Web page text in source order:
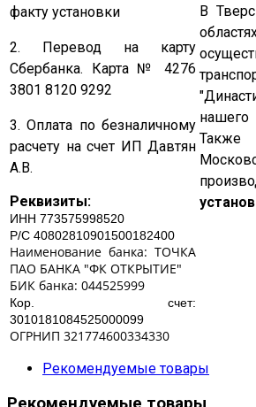
факту установки
2. Перевод на карту
Сбербанка. Карта № 4276
3801 8120 9292
3. Оплата по безналичному
расчету на счет ИП Давтян
А.В.
Реквизиты:
ИНН 773575998520
Р/С 40802810901500182400
Наименование банка: ТОЧКА
ПАО БАНКА "ФК ОТКРЫТИЕ"
БИК банка: 044525999
Кор. счет:
3010181084525000099
ОГРНИП 321774600334330
В
Рекомендуемые товары